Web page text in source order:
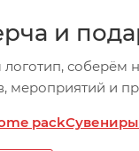
и
соберём
мероприятий и
pack